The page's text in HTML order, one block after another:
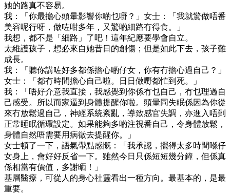
她的路真不容易。
我：「你最擔心頭暈影響你啲乜嘢？」女士：「我就驚做唔番
美容呢行呀，做咗咁多年，又驚啲細路冇得食。」
我想，都不是「細路」了吧！這年紀應要學會自立。
太維護孩子，想必來自她昔日的創傷；但是如此下去，孩子難
成長。
我：「聽你講咗好多都係擔心啲仔女，你有冇擔心過自己？」
女士：「都冇時間擔心自己啦。日日做嘢都忙到死。」
我：「唔好介意我直接，我感覺到你係冇乜自己，冇乜理過自
己感受。所以而家逼到身體提醒你啦。頭暈同失眠係因為你從
來冇放鬆過自己，神經系統紊亂，導致感官失調，亦進入唔到
正常睡眠循環設定。如果能夠多啲注視番自己，令身體放鬆，
身體自然唔需要用病徵去提醒你。」
女士頓了一下，語氣帶點感慨：「我承認，擺得太多時間喺仔
女身上，會好好反省一下。雖然今日只係短短幾分鐘，但係真
係相當有價值，多謝晒！」
基層醫療，可從人的身心社靈看出一種方向。最基本的，是最
重要。